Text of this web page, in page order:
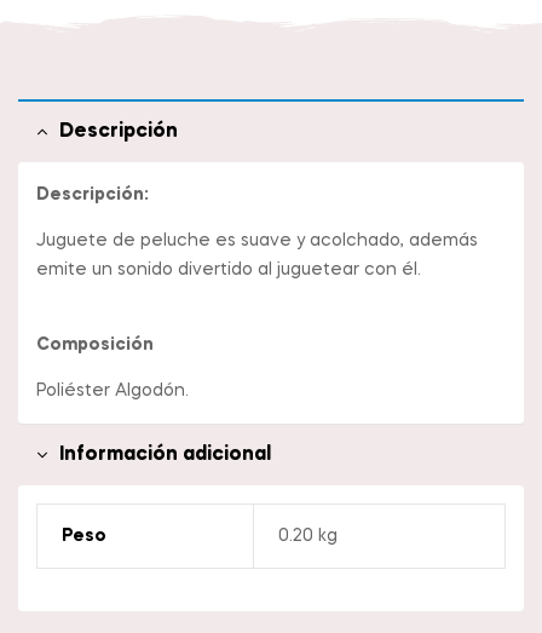
Descripción
Descripción:
Juguete de peluche es suave y acolchado, además
emite un sonido divertido al juguetear con él.
Composición
Poliéster Algodón.
Información adicional
Peso 0.20 kg